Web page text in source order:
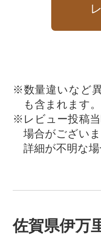
※数量違いなど
も含まれます。
※レビュー投稿
場合がござい
詳細が不明な
佐賀県伊万